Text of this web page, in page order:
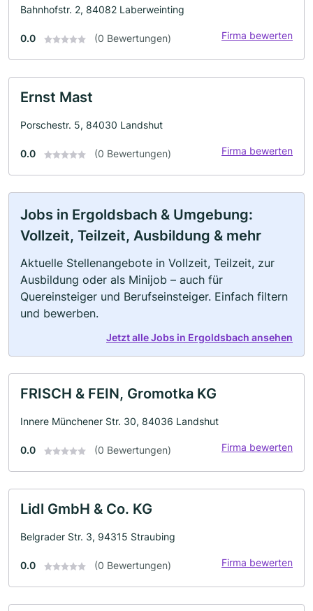
Bahnhofstr. 2, 84082 Laberweinting
0.0 (0 Bewertungen) Firma bewerten
Ernst Mast
Porschestr. 5, 84030 Landshut
0.0 (0 Bewertungen) Firma bewerten
Jobs in Ergoldsbach & Umgebung:
Vollzeit, Teilzeit, Ausbildung & mehr
Aktuelle Stellenangebote in Vollzeit, Teilzeit, zur
Ausbildung oder als Minijob – auch für
Quereinsteiger und Berufseinsteiger. Einfach filtern
und bewerben.
Jetzt alle Jobs in Ergoldsbach ansehen
FRISCH & FEIN, Gromotka KG
Innere Münchener Str. 30, 84036 Landshut
0.0 (0 Bewertungen) Firma bewerten
Lidl GmbH & Co. KG
Belgrader Str. 3, 94315 Straubing
0.0 (0 Bewertungen) Firma bewerten